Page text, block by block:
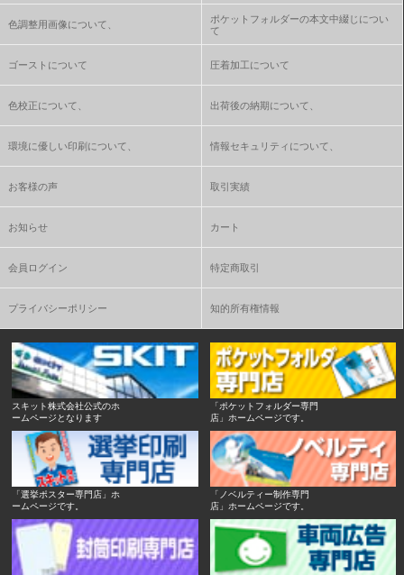
色調整用画像について、
ポケットフォルダーの本文中綴じについ
て
ゴーストについて 圧着加工について
色校正について、 出荷後の納期について、
環境に優しい印刷について、 情報セキュリティについて、
お客様の声 取引実績
お知らせ カート
会員ログイン 特定商取引
プライバシーポリシー 知的所有権情報
スキット株式会社公式のホ
ームページとなります
「ポケットフォルダー専門
店」ホームページです。
「選挙ポスター専門店」ホ
ームページです。
「ノベルティー制作専門
店」ホームページです。